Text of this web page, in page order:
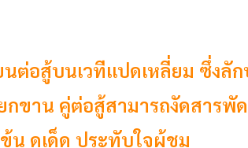
นต่อสู้บนเวทีแปดเหลี่ยม ซึ่ง
กขาน คู่ต่อสู้สามารถงัดสาร
น ดุเด็ด ประทับใจผู้ชม